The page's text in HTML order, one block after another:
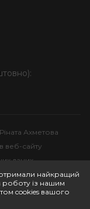
Ахметова
веб-сайту
даних
найкращий
із нашим
cookies вашого